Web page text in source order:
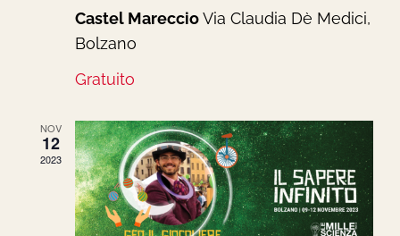
Castel MareccioVia Claudia Dè Medici,
Bolzano
Gratuito
NOV
12
2023